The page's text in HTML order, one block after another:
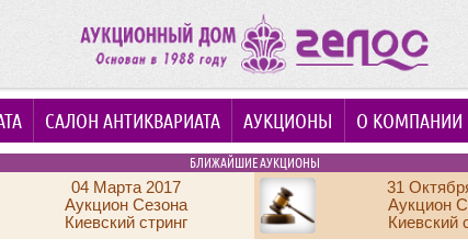
САЛОН АНТИКВАРИАТА АУКЦИОНЫ О КОМПАНИИ
БЛИЖАЙШИЕ АУКЦИОНЫ
04 Марта 2017
Аукцион Сезона
Киевский стринг
31
Аукцион
Киевский